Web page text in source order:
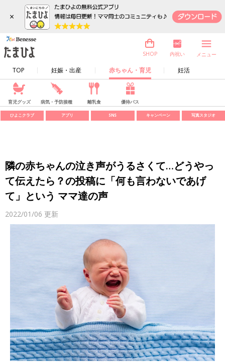
×
TOP 妊娠・出産 赤ちゃん・育児 妊活
SHOP 内祝い メニュー
育児グッズ 病気・予防接種 離乳食 優待パス
ひよこクラブ アプリ SNS キャンペーン 写真スタジオ
隣の赤ちゃんの泣き声がうるさくて…どうやっ
て伝えたら？の投稿に「何も言わないであげ
て」という ママ達の声
2022/01/06 更新